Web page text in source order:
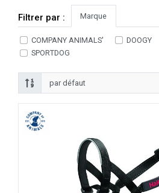
Filtrer par : Marque
COMPANY ANIMALS' DOOGY
SPORTDOG